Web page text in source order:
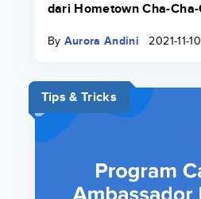
dari Hometown Cha-Cha-
By Aurora Andini 2021-11-10
Tips & Tricks